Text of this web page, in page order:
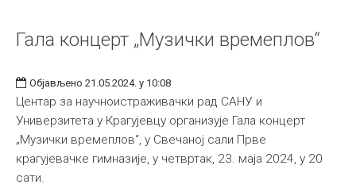
Гала концерт „Музички времеплов“
Објављено 21.05.2024. у 10:08
Центар за научноистраживачки рад САНУ и
Универзитета у Крагујевцу организује Гала концерт
„Музички времеплов“, у Свечаној сали Прве
крагујевачке гимназије, у четвртак, 23. маја 2024, у 20
сати.